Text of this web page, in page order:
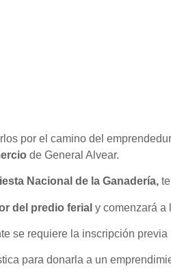
por el camino del
de General Alvear.
Nacional de la Ganadería,
del predio ferial y comenzará a
se requiere la inscripción previa
para donarla a un